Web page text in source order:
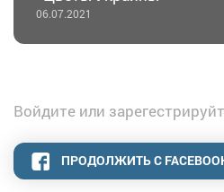
06.07.2021
Войдите или
ПРОДОЛЖИТЬ С